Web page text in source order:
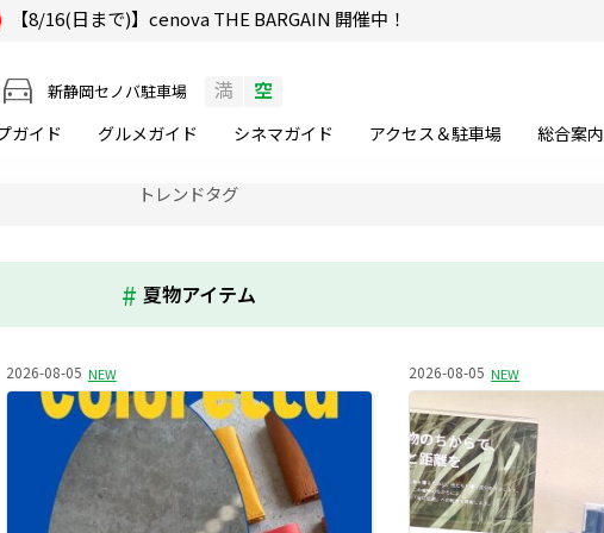
【8/16(日まで)】cenova THE BARGAIN 開催中！
新静岡セノバ駐車場 満 空
ガイド グルメガイド シネマガイド アクセス＆駐車場 総合案内
トレンドタグ
夏物アイテム
2026-08-05 NEW 2026-08-05 NEW